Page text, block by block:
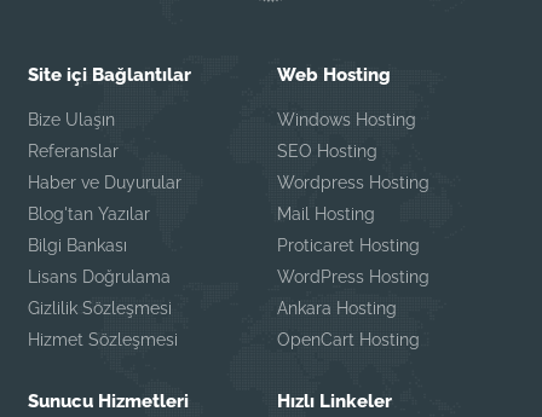
Site içi Bağlantılar
Bize Ulaşın
Referanslar
Haber ve Duyurular
Blog'tan Yazılar
Bilgi Bankası
Lisans Doğrulama
Gizlilik Sözleşmesi
Hizmet Sözleşmesi
Web Hosting
Windows Hosting
SEO Hosting
Wordpress Hosting
Mail Hosting
Proticaret Hosting
WordPress Hosting
Ankara Hosting
OpenCart Hosting
Sunucu Hizmetleri Hızlı Linkeler